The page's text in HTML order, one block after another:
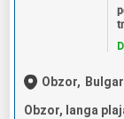
Obzor,
Obzor, langa